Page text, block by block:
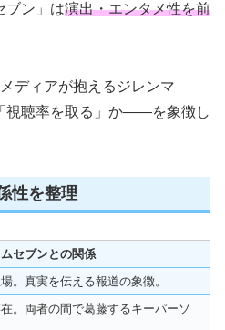
ブン」は演出・エンタメ性を前
ディアが抱えるジレンマ
聴率を取る」か――を象徴し
性を整理
セブンとの関係
。真実を伝える報道の象徴。
。両者の間で葛藤するキーパーソ